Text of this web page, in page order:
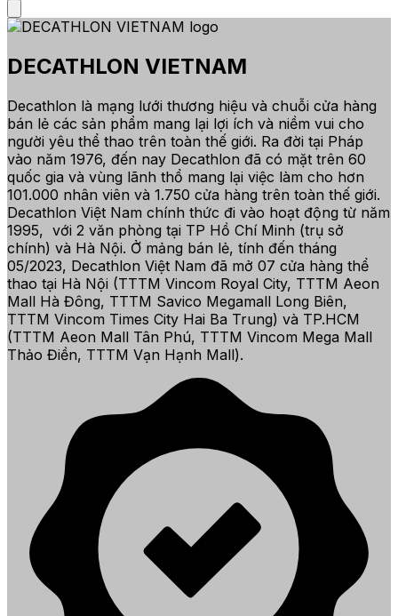
DECATHLON VIETNAM
Decathlon là mạng lưới thương hiệu và chuỗi cửa hàng
bán lẻ các sản phẩm mang lại lợi ích và niềm vui cho
người yêu thể thao trên toàn thế giới. Ra đời tại Pháp
vào năm 1976, đến nay Decathlon đã có mặt trên 60
quốc gia và vùng lãnh thổ mang lại việc làm cho hơn
101.000 nhân viên và 1.750 cửa hàng trên toàn thế giới.
Decathlon Việt Nam chính thức đi vào hoạt động từ năm
1995, với 2 văn phòng tại TP Hồ Chí Minh (trụ sở
chính) và Hà Nội. Ở mảng bán lẻ, tính đến tháng
05/2023, Decathlon Việt Nam đã mở 07 cửa hàng thể
thao tại Hà Nội (TTTM Vincom Royal City, TTTM Aeon
Mall Hà Đông, TTTM Savico Megamall Long Biên,
TTTM Vincom Times City Hai Ba Trung) và TP.HCM
(TTTM Aeon Mall Tân Phú, TTTM Vincom Mega Mall
Thảo Điền, TTTM Vạn Hạnh Mall).